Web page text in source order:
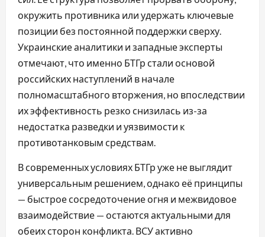
окружить противника или удержать ключевые
позиции без постоянной поддержки сверху.
Украинские аналитики и западные эксперты
отмечают, что именно БТГр стали основой
российских наступлений в начале
полномасштабного вторжения, но впоследствии
их эффективность резко снизилась из-за
недостатка разведки и уязвимости к
противотанковым средствам.
В современных условиях БТГр уже не выглядит
универсальным решением, однако её принципы
— быстрое сосредоточение огня и межвидовое
взаимодействие — остаются актуальными для
обеих сторон конфликта. ВСУ активно